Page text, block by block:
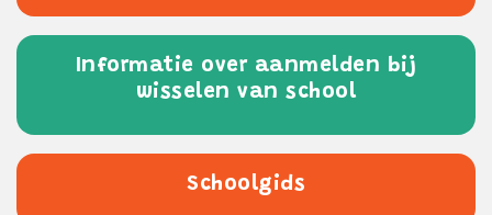
Informatie over aanmelden bij
wisselen van school
Schoolgids